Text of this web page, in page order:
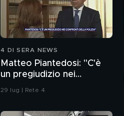
4 DI SERA NEWS
Matteo Piantedosi: "C'è
un pregiudizio nei
confronti della polizia"
29 lug | Rete 4